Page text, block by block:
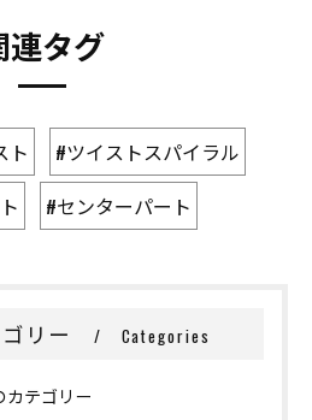
連タグ
ト
#ツイストスパイラル
#センターパート
リー Categories
カテゴリー